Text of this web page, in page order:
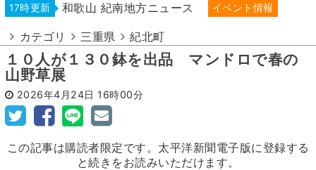
17時更新 和歌山 紀南地方ニュース イベント情報
カテゴリ 三重県 紀北町
１０人が１３０鉢を出品 マンドロで春の
山野草展
2026年4月24日 16時00分
この記事は購読者限定です。太平洋新聞電子版に登録する
と続きをお読みいただけます。